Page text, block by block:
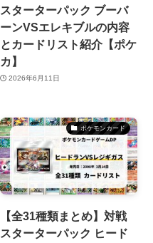
スターターパック ブーバ
ーンVSエレキブルの内容
とカードリスト紹介【ポケ
カ】
2026年6月11日
ポケモンカード
【全31種類まとめ】対戦
スターターパック ヒード